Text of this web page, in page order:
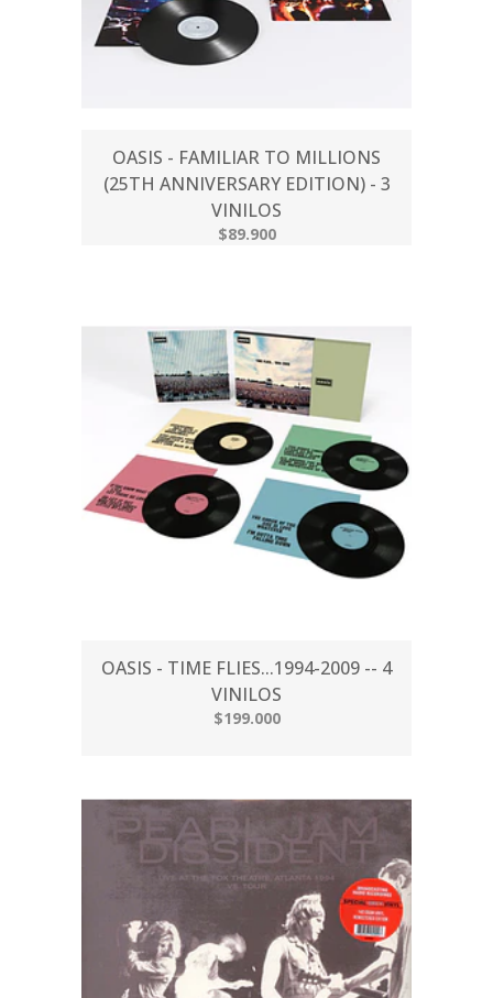
OASIS - FAMILIAR TO MILLIONS
(25TH ANNIVERSARY EDITION) - 3
VINILOS
$89.900
OASIS - TIME FLIES...1994-2009 -- 4
VINILOS
$199.000